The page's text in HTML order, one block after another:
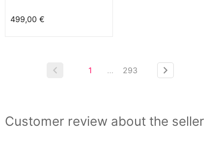
499,00 €
1 … 293
Customer review about the seller